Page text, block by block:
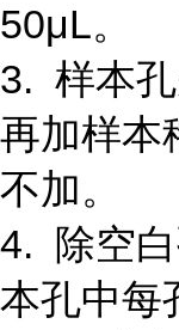
50μL。
3. 样本
再加样本
不加。
4. 除空
本孔中每